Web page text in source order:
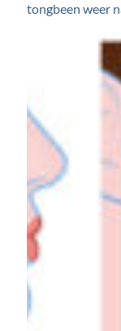
tongbeen weer